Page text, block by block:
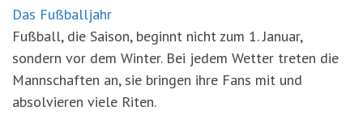
Das Fußballjahr
Fußball, die Saison, beginnt nicht zum 1. Januar,
sondern vor dem Winter. Bei jedem Wetter treten die
Mannschaften an, sie bringen ihre Fans mit und
absolvieren viele Riten.